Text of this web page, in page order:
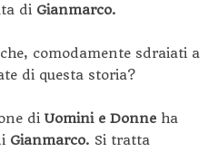
di Gianmarco.
che, comodamente sdraiati a
di questa storia?
di Uomini e Donne ha
Gianmarco. Si tratta